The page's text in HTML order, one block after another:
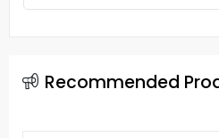
Recommended